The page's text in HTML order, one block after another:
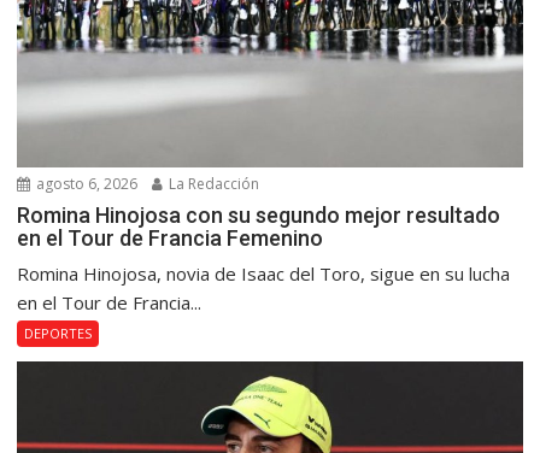
agosto 6, 2026 La Redacción
Romina Hinojosa con su segundo mejor resultado
en el Tour de Francia Femenino
Romina Hinojosa, novia de Isaac del Toro, sigue en su lucha
en el Tour de Francia...
DEPORTES